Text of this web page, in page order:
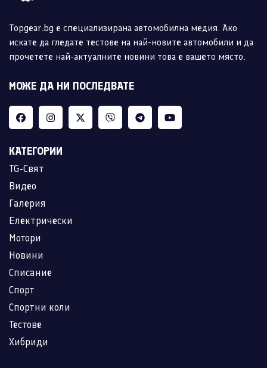
Topgear.bg е специализирана автомобилна медия. Ако
искате да гледате тестове на най-новите автомобили и да
прочетете най-актуалните новини това е вашето място.
МОЖЕ ДА НИ ПОСЛЕДВАТЕ
КАТЕГОРИИ
TG-Свят
Видео
Галерия
Електрически
Мотори
Новини
Списание
Спорт
Спортни коли
Тестове
Хибриди